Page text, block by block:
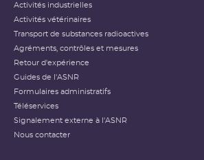
Activités industrielles
Activités vétérinaires
Transport de substances radioactives
Agréments, contrôles et mesures
Retour d'expérience
Guides de l'ASNR
Formulaires administratifs
Téléservices
Signalement externe à l'ASNR
Nous contacter